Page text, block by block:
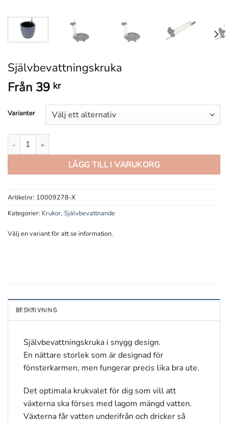
Självbevattningskruka
Från 39 kr
Varianter
Självbevattningskruka mängd
LÄGG TILL I VARUKORG
Artikelnr: 10009278-X
Kategorier: Krukor,Självbevattnande
Välj en variant för att se information.
BESKRIVNING
Självbevattningskruka i snygg design.
En nättare storlek som är designad för
fönsterkarmen, men fungerar precis lika bra ute.
Det optimala krukvalet för dig som vill att
växterna ska förses med lagom mängd vatten.
Växterna får vatten underifrån och dricker så